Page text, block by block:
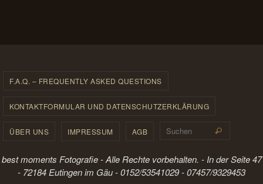
F.A.Q. – FREQUENTLY ASKED QUESTIONS
KONTAKTFORMULAR UND DATENSCHUTZERKLÄRUNG
ÜBER UNS IMPRESSUM AGB Suchen
best moments Fotografie - Alle Rechte vorbehalten. - In der Seite 47
- 72184 Eutingen im Gäu - 0152/53541029 - 07457/9329453